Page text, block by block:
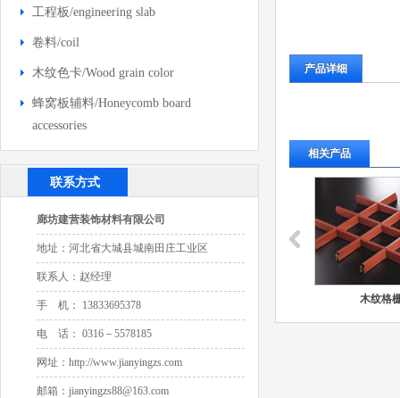
工程板/engineering slab
卷料/coil
木纹色卡/Wood grain color
蜂窝板辅料/Honeycomb board
accessories
联系方式
廊坊建营装饰材料有限公司
地址：河北省大城县城南田庄工业区
联系人：赵经理
手 机： 13833695378
电 话： 0316－5578185
网址：http://www.jianyingzs.com
邮箱：jianyingzs88@163.com
产品详细
相关产品
木纹格栅 木纹格